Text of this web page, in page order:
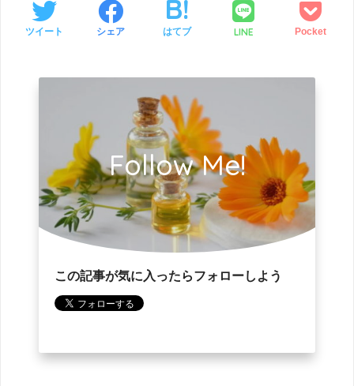
ツイート シェア はてブ LINE Pocket
Follow Me!
この記事が気に入ったらフォローしよう